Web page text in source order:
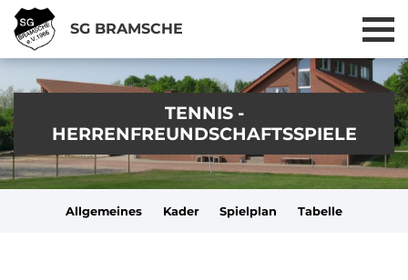
SG BRAMSCHE
TENNIS -
HERRENFREUNDSCHAFTSSPIELE
Allgemeines Kader Spielplan Tabelle